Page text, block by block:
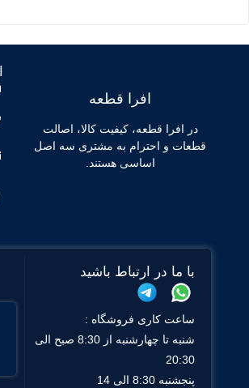
افرا قطعه
در افرا قطعه، کیفیت کالا، اصالت
قطعات و احترام به مشتری سه اصل
اساسی هستند.
با ما در ارتباط باشید
ساعت کاری فروشگاه :
شنبه تا چهارشنبه از 8:30 صبح الی
20:30
پنجشنبه 8:30 الی 14